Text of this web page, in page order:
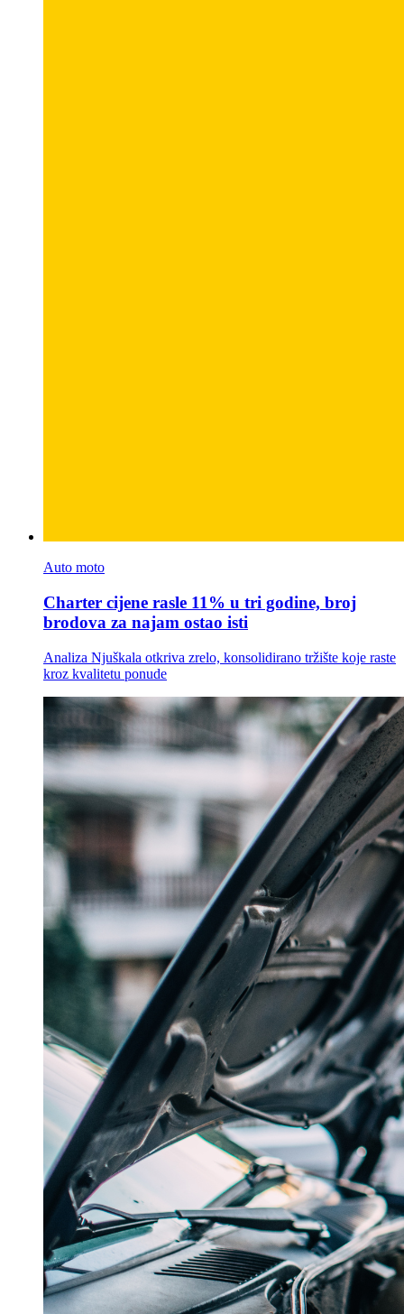
Auto moto
Charter cijene rasle 11% u tri godine, broj
brodova za najam ostao isti
Analiza Njuškala otkriva zrelo, konsolidirano tržište koje raste
kroz kvalitetu ponude